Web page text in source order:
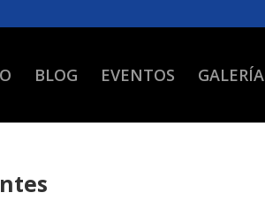
BLOG EVENTOS GALERÍA